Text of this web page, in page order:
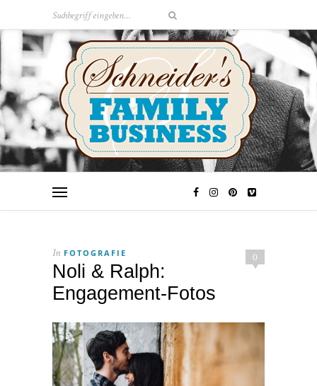
0
In FOTOGRAFIE
Noli & Ralph:
Engagement-Fotos